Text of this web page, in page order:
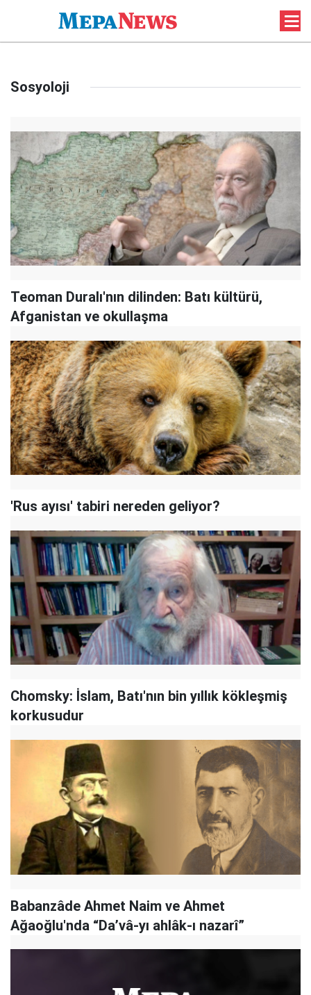
Sosyoloji
Teoman Duralı'nın dilinden: Batı kültürü,
Afganistan ve okullaşma
'Rus ayısı' tabiri nereden geliyor?
Chomsky: İslam, Batı'nın bin yıllık kökleşmiş
korkusudur
Babanzâde Ahmet Naim ve Ahmet
Ağaoğlu'nda “Da’vâ-yı ahlâk-ı nazarî”